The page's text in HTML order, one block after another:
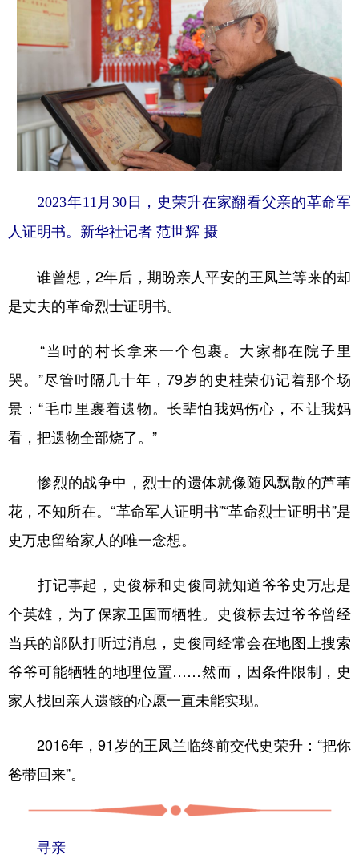
2023年11月30日，史荣升在家翻看父亲的革命军
人证明书。新华社记者 范世辉 摄
谁曾想，2年后，期盼亲人平安的王凤兰等来的却
是丈夫的革命烈士证明书。
“当时的村长拿来一个包裹。大家都在院子里
哭。”尽管时隔几十年，79岁的史桂荣仍记着那个场
景：“毛巾里裹着遗物。长辈怕我妈伤心，不让我妈
看，把遗物全部烧了。”
惨烈的战争中，烈士的遗体就像随风飘散的芦苇
花，不知所在。“革命军人证明书”“革命烈士证明书”是
史万忠留给家人的唯一念想。
打记事起，史俊标和史俊同就知道爷爷史万忠是
个英雄，为了保家卫国而牺牲。史俊标去过爷爷曾经
当兵的部队打听过消息，史俊同经常会在地图上搜索
爷爷可能牺牲的地理位置……然而，因条件限制，史
家人找回亲人遗骸的心愿一直未能实现。
2016年，91岁的王凤兰临终前交代史荣升：“把你
爸带回来”。
寻亲